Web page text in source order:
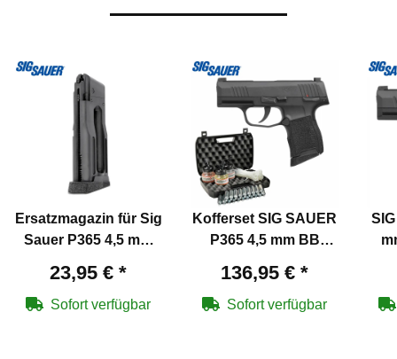
Ersatzmagazin für Sig
Sauer P365 4,5 mm
Pistole
23,95 € *
Sofort verfügbar
Kofferset SIG SAUER
P365 4,5 mm BB
(P18)
136,95 € *
Sofort verfügbar